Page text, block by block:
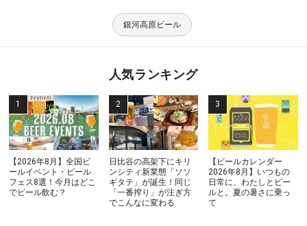
銀河高原ビール
人気ランキング
【2026年8月】全国ビ
ールイベント・ビール
フェス8選！今月はどこ
でビール飲む？
日比谷の高架下にキリ
ンシティ新業態「ソソ
ギタテ」が誕生！同じ
「一番搾り」が注ぎ方
でこんなに変わる
【ビールカレンダー
2026年8月】いつもの
日常に、わたしとビー
ルと。夏の暑さに乗っ
て